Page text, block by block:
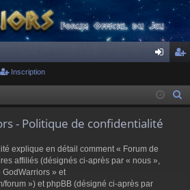
ne cri
Inscription
- Politique de confidentialité
explique en détail comment « Forum de
affiliés (désignés ci-après par « nous »,
GodWarriors » et
forum ») et phpBB (désigné ci-après par